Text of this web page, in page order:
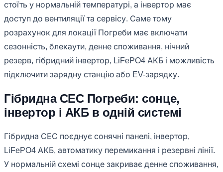
стоїть у нормальній температурі, а інвертор має
доступ до вентиляції та сервісу. Саме тому
розрахунок для локації Погреби має включати
сезонність, блекаути, денне споживання, нічний
резерв, гібридний інвертор, LiFePO4 АКБ і можливість
підключити зарядну станцію або EV-зарядку.
Гібридна СЕС Погреби: сонце,
інвертор і АКБ в одній системі
Гібридна СЕС поєднує сонячні панелі, інвертор,
LiFePO4 АКБ, автоматику перемикання і резервні лінії.
У нормальній схемі сонце закриває денне споживання,